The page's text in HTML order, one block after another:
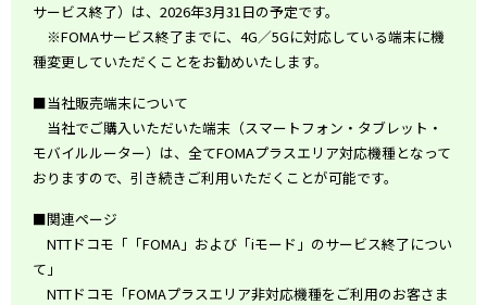
サービス終了）は、2026年3月31日の予定です。
※FOMAサービス終了までに、4G／5Gに対応している端末に機
種変更していただくことをお勧めいたします。
■当社販売端末について
当社でご購入いただいた端末（スマートフォン・タブレット・
モバイルルーター）は、全てFOMAプラスエリア対応機種となって
おりますので、引き続きご利用いただくことが可能です。
■関連ページ
NTTドコモ「「FOMA」および「iモード」のサービス終了につい
て」
NTTドコモ「FOMAプラスエリア非対応機種をご利用のお客さま